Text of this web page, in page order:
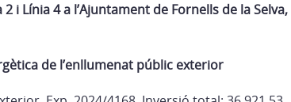
2 i Línia 4 a l’Ajuntament de Fornells de la Selva,
de l’enllumenat públic exterior